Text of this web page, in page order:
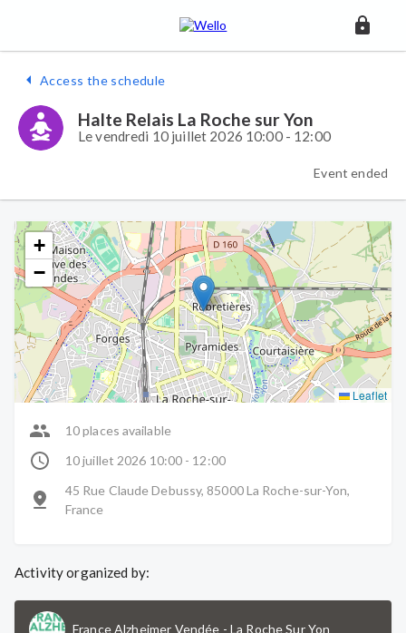
Access the schedule
Halte Relais La Roche sur Yon
Le vendredi 10 juillet 2026 10:00 - 12:00
Event ended
+
−
Leaflet
10 places available
10 juillet 2026 10:00 - 12:00
45 Rue Claude Debussy, 85000 La Roche-sur-Yon,
France
Activity organized by:
France Alzheimer Vendée - La Roche Sur Yon